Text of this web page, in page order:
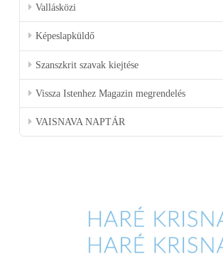
Vallásközi
Képeslapküldő
Szanszkrit szavak kiejtése
Vissza Istenhez Magazin megrendelés
VAISNAVA NAPTÁR